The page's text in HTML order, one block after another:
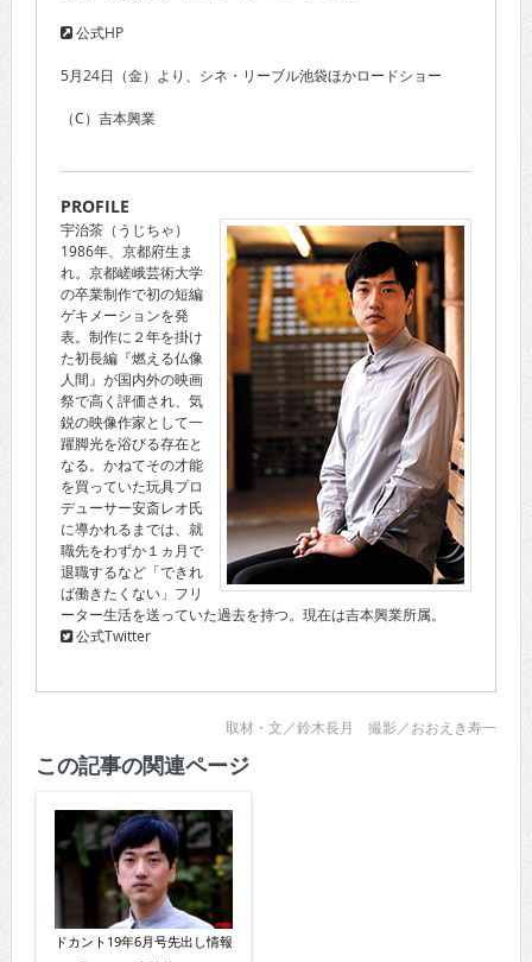
公式HP
5月24日（金）より、シネ・リーブル池袋ほかロードショー
（C）吉本興業
PROFILE
宇治茶（うじちゃ）
1986年、京都府生ま
れ。京都嵯峨芸術大学
の卒業制作で初の短編
ゲキメーションを発
表。制作に２年を掛け
た初長編『燃える仏像
人間』が国内外の映画
祭で高く評価され、気
鋭の映像作家として一
躍脚光を浴びる存在と
なる。かねてその才能
を買っていた玩具プロ
デューサー安斎レオ氏
に導かれるまでは、就
職先をわずか１ヵ月で
退職するなど「できれ
ば働きたくない」フリ
ーター生活を送っていた過去を持つ。現在は吉本興業所属。
公式Twitter
取材・文／鈴木長月 撮影／おおえき寿一
この記事の関連ページ
ドカント19年6月号先出し情報